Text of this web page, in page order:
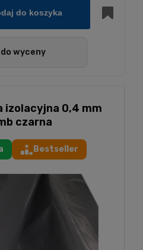
do koszyka
do wyceny
izolacyjna 0,4 mm
czarna
Bestseller